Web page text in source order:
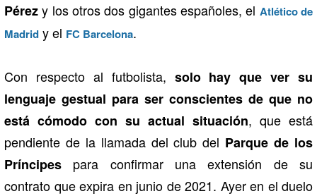
Pérezy los otros dos gigantes españoles, el Atlético de
Madrid y el FC Barcelona.
Con respecto al futbolista, solo hay que ver su
lenguaje gestual para ser conscientes de que no
está cómodo con su actual situación, que está
pendiente de la llamada del club del Parque de los
Príncipes para confirmar una extensión de su
contrato que expira en junio de 2021. Ayer en el duelo